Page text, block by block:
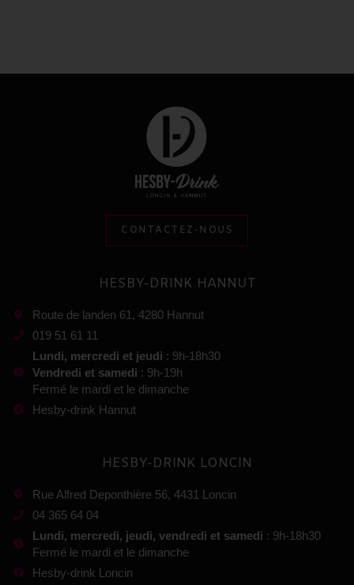
CONTACTEZ-NOUS
HESBY-DRINK HANNUT
Route de landen 61, 4280 Hannut
019 51 61 11
Lundi, mercredi et jeudi : 9h-18h30
Vendredi et samedi : 9h-19h
Fermé le mardi et le dimanche
Hesby-drink Hannut
HESBY-DRINK LONCIN
Rue Alfred Deponthière 56, 4431 Loncin
04 365 64 04
Lundi, mercredi, jeudi, vendredi et samedi : 9h-18h30
Fermé le mardi et le dimanche
Hesby-drink Loncin